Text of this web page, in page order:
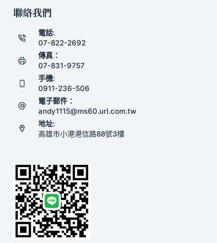
聯絡我們
電話:
07-822-2692
傳真：
07-831-9757
手機:
0911-236-506
電子郵件：
andy1115@ms60.url.com.tw
地址:
高雄市小港港信路88號3樓